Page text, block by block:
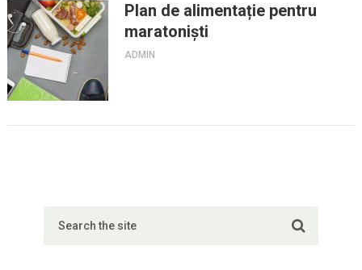
Plan de alimentație pentru
maratoniști
ADMIN